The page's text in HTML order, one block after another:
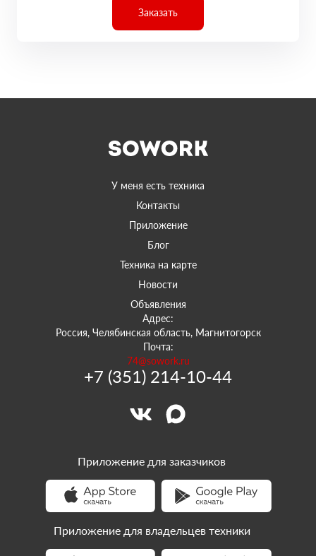
Заказать
У меня есть техника
Контакты
Приложение
Блог
Техника на карте
Новости
Объявления
Адрес:
Россия, Челябинская область, Магнитогорск
Почта:
74@sowork.ru
+7 (351) 214-10-44
Приложение для заказчиков
Приложение для владельцев техники